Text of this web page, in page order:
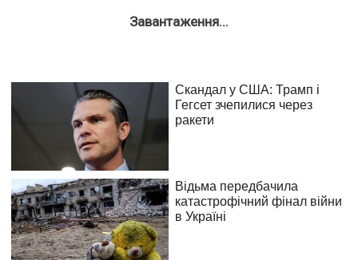
Завантаження...